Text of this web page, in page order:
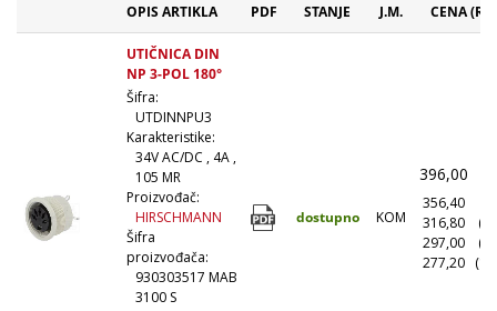
OPIS ARTIKLA PDF STANJE J.M. CENA
UTIČNICA DIN
NP 3-POL 180°
Šifra:
UTDINNPU3
Karakteristike:
34V AC/DC , 4A ,
105 MR
Proizvođač:
HIRSCHMANN
Šifra
proizvođača:
930303517 MAB
3100 S
dostupno KOM
396,00
356,40
316,80
297,00
277,20